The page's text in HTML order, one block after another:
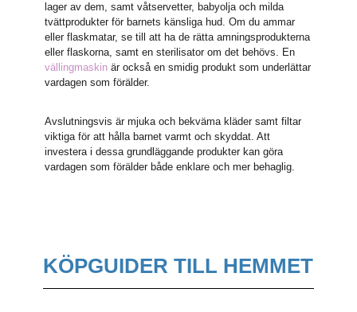
lager av dem, samt våtservetter, babyolja och milda
tvättprodukter för barnets känsliga hud. Om du ammar
eller flaskmatar, se till att ha de rätta amningsprodukterna
eller flaskorna, samt en sterilisator om det behövs. En
vällingmaskinär också en smidig produkt som underlättar
vardagen som förälder.
Avslutningsvis är mjuka och bekväma kläder samt filtar
viktiga för att hålla barnet varmt och skyddat. Att
investera i dessa grundläggande produkter kan göra
vardagen som förälder både enklare och mer behaglig.
KÖPGUIDER TILL HEMMET